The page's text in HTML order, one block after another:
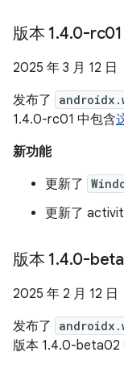
版本 1.4.0-rc01
2025 年 3 月 12 日
发布了
1.4.0-rc01 中包含
新功能
更新了
更新了
版本 1.4.0-
2025 年 2 月 12 日
发布了
版本 1.4.0-beta02